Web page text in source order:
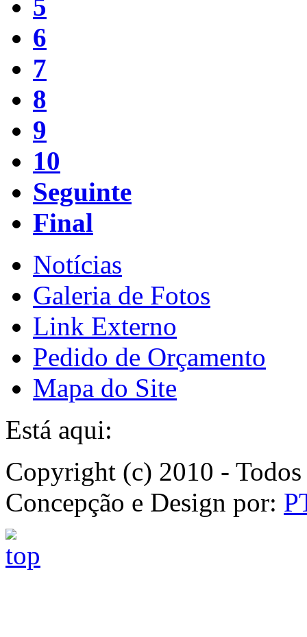
5
6
7
8
9
10
Seguinte
Final
Notícias
Galeria de Fotos
Link Externo
Pedido de Orçamento
Mapa do Site
Está aqui:
Copyright (c) 2010 -
Concepção e Design por: